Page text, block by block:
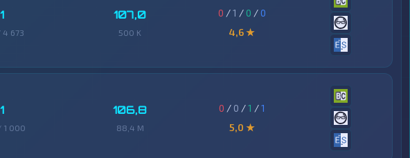
1
4 673
107,0
500 K
0 /1 / 0 /0
4,6 ★
1
1 000
106,8
88,4 M
0 / 0 /1 /1
5,0 ★